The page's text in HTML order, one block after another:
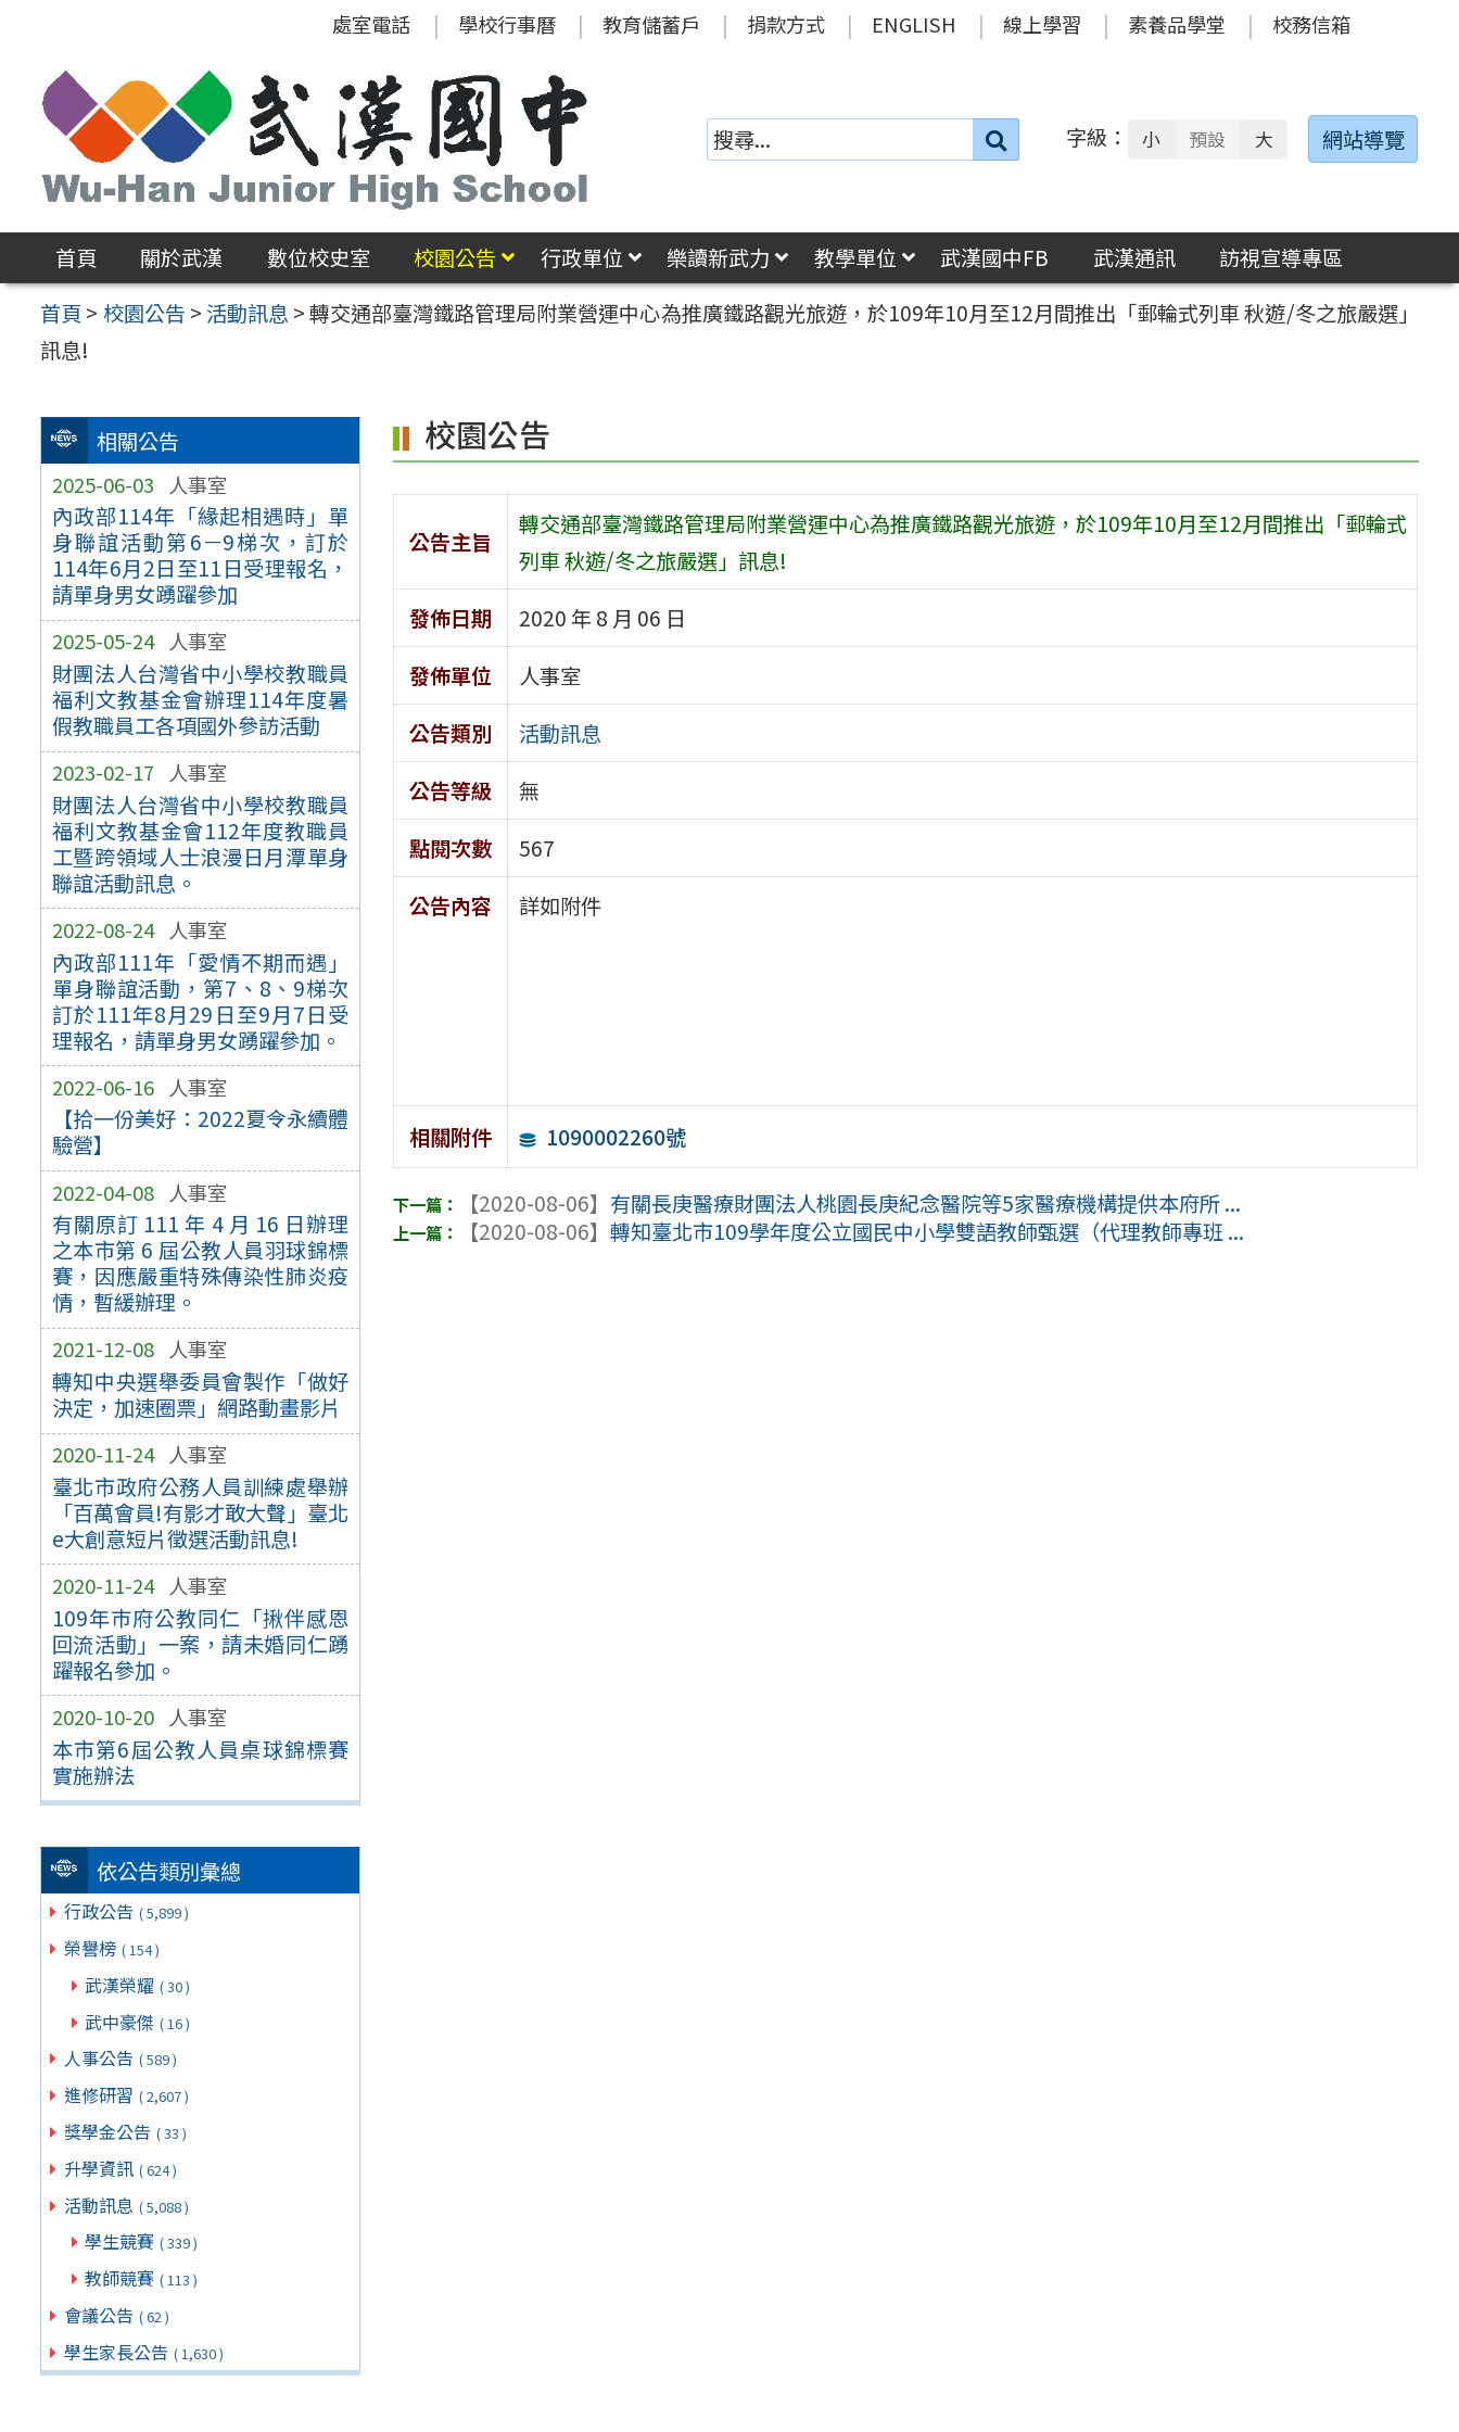
區
處室電話 學校行事曆 教育儲蓄戶 捐款方式 ENGLISH 線上學習 素養品學堂 校務信箱
搜
字級： 小 預設 大 網站導覽
首頁 關於武漢 數位校史室 校園公告 行政單位 樂讀新武力 教學單位 武漢國中FB 武漢通訊
訪視宣導專區
首頁 > 校園公告 > 活動訊息 >轉交通部臺灣鐵路管理局附業營運中心為推廣鐵路觀光旅遊，於109年10月至12月間推出「郵輪式列車 秋遊/冬之旅嚴選」
訊息!
相關公告
2025-06-03 人事室
內政部114年「緣起相遇時」單
身聯誼活動第6－9梯次，訂於
114年6月2日至11日受理報名，
請單身男女踴躍參加
2025-05-24 人事室
財團法人台灣省中小學校教職員
福利文教基金會辦理114年度暑
假教職員工各項國外參訪活動
2023-02-17 人事室
財團法人台灣省中小學校教職員
福利文教基金會112年度教職員
工暨跨領域人士浪漫日月潭單身
聯誼活動訊息。
2022-08-24 人事室
內政部111年「愛情不期而遇」
單身聯誼活動，第7、8、9梯次
訂於111年8月29日至9月7日受
理報名，請單身男女踴躍參加。
2022-06-16 人事室
【拾一份美好：2022夏令永續體
驗營】
2022-04-08 人事室
有關原訂 111 年 4 月 16 日辦理
之本市第 6 屆公教人員羽球錦標
賽，因應嚴重特殊傳染性肺炎疫
情，暫緩辦理。
2021-12-08 人事室
轉知中央選舉委員會製作「做好
決定，加速圈票」網路動畫影片
2020-11-24 人事室
臺北市政府公務人員訓練處舉辦
「百萬會員!有影才敢大聲」臺北
e大創意短片徵選活動訊息!
2020-11-24 人事室
109年巿府公教同仁「揪伴感恩
回流活動」一案，請未婚同仁踴
躍報名參加。
2020-10-20 人事室
本市第6屆公教人員桌球錦標賽
實施辦法
依公告類別彙總
行政公告 ( 5,899 )
榮譽榜 ( 154 )
武漢榮耀 ( 30 )
武中豪傑 ( 16 )
人事公告 ( 589 )
進修研習 ( 2,607 )
獎學金公告 ( 33 )
升學資訊 ( 624 )
活動訊息 ( 5,088 )
學生競賽 ( 339 )
教師競賽 ( 113 )
會議公告 ( 62 )
學生家長公告 ( 1,630 )
校園公告
公告主旨
轉交通部臺灣鐵路管理局附業營運中心為推廣鐵路觀光旅遊，於109年10月至12月間推出「郵輪式
列車 秋遊/冬之旅嚴選」訊息!
發佈日期
2020 年 8 月 06 日
發佈單位
人事室
公告類別
活動訊息
公告等級
無
點閱次數
567
公告內容
詳如附件
相關附件 1090002260號
【2020-08-06】 有關長庚醫療財團法人桃園長庚紀念醫院等5家醫療機構提供本府所 ...
【2020-08-06】轉知臺北市109學年度公立國民中小學雙語教師甄選（代理教師專班 ...